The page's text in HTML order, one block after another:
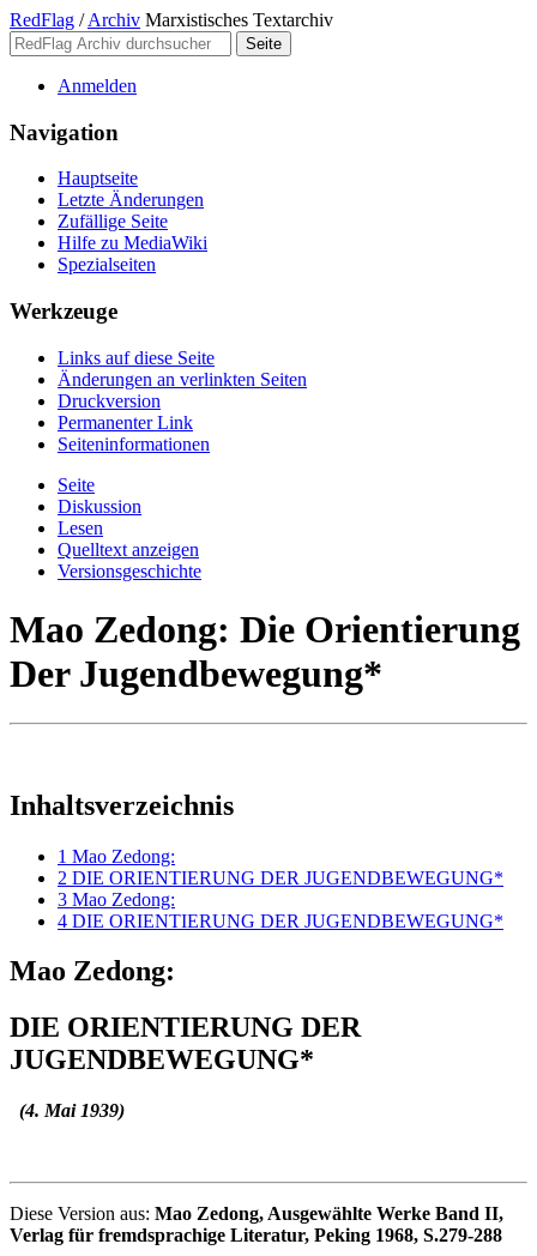
RedFlag / Archiv Marxistisches Textarchiv
Anmelden
Navigation
Hauptseite
Letzte Änderungen
Zufällige Seite
Hilfe zu MediaWiki
Spezialseiten
Werkzeuge
Links auf diese Seite
Änderungen an verlinkten Seiten
Druckversion
Permanenter Link
Seiten­­informationen
Seite
Diskussion
Lesen
Quelltext anzeigen
Versionsgeschichte
Mao Zedong: Die Orientierung
Der Jugendbewegung*
Inhaltsverzeichnis
1 Mao Zedong:
2 DIE ORIENTIERUNG DER JUGENDBEWEGUNG*
3 Mao Zedong:
4 DIE ORIENTIERUNG DER JUGENDBEWEGUNG*
Mao Zedong:
DIE ORIENTIERUNG DER
JUGENDBEWEGUNG*
(4. Mai 1939)
Diese Version aus: Mao Zedong, Ausgewählte Werke Band II,
Verlag für fremdsprachige Literatur, Peking 1968, S.279-288